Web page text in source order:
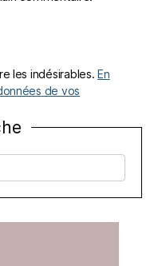
les indésirables. En
de vos